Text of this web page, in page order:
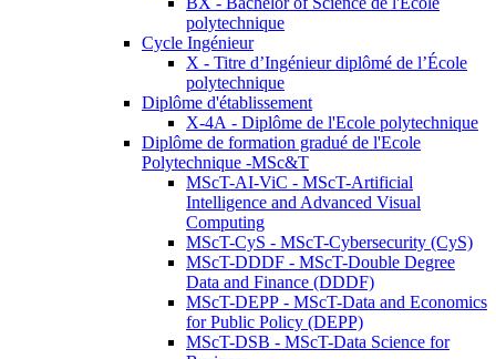
polytechnique
Cycle Ingénieur
X - Titre d’Ingénieur diplômé de l’École
polytechnique
Diplôme d'établissement
X-4A - Diplôme de l'Ecole polytechnique
Diplôme de formation gradué de l'Ecole
Polytechnique -MSc&T
MScT-AI-ViC - MScT-Artificial
Intelligence and Advanced Visual
Computing
MScT-CyS - MScT-Cybersecurity (CyS)
MScT-DDDF - MScT-Double Degree
Data and Finance (DDDF)
MScT-DEPP - MScT-Data and Economics
for Public Policy (DEPP)
MScT-DSB - MScT-Data Science for